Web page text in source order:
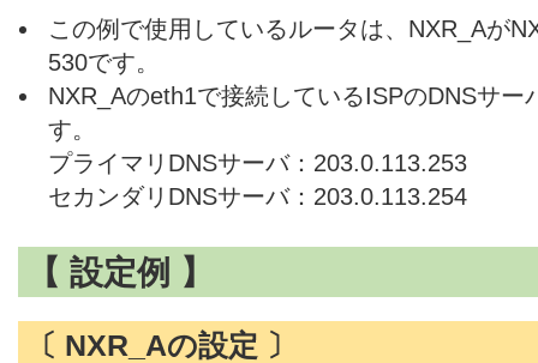
この例で使用しているルータは、NXR_Aが
530です。
NXR_Aのeth1で接続しているISPのDNSサー
す。
プライマリDNSサーバ：203.0.113.253
セカンダリDNSサーバ：203.0.113.254
【 設定例 】
〔 NXR_Aの設定 〕